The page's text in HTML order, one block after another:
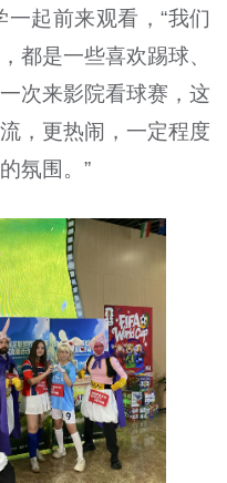
起前来观看，“我们
都是一些喜欢踢球、
次来影院看球赛，这
，更热闹，一定程度
氛围。”